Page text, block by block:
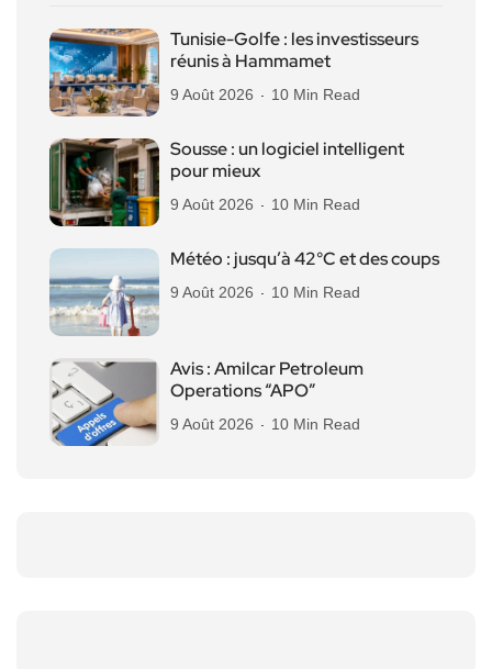
Tunisie-Golfe : les investisseurs
réunis à Hammamet
9 Août 2026 10 Min Read
Sousse : un logiciel intelligent
pour mieux
9 Août 2026 10 Min Read
Météo : jusqu’à 42°C et des coups
9 Août 2026 10 Min Read
Avis : Amilcar Petroleum
Operations “APO”
9 Août 2026 10 Min Read